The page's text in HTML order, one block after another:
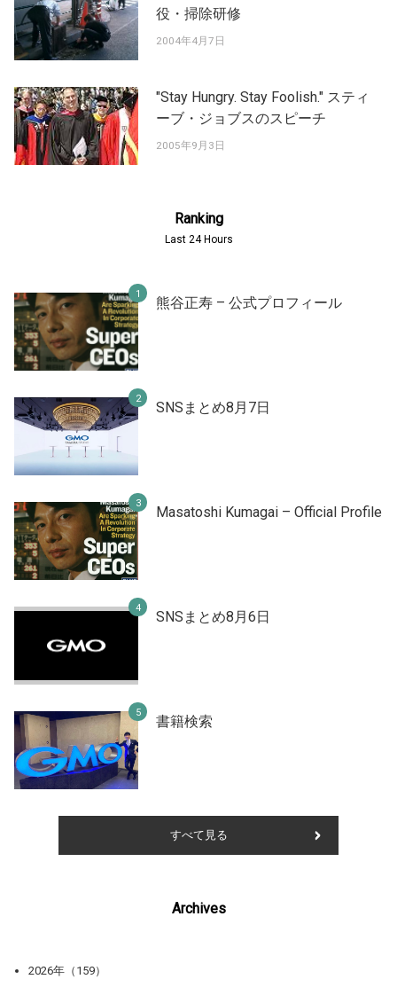
役・掃除研修
2004年4月7日
"Stay Hungry. Stay Foolish." スティ
ーブ・ジョブスのスピーチ
2005年9月3日
Ranking
Last 24 Hours
熊谷正寿 – 公式プロフィール
SNSまとめ8月7日
Masatoshi Kumagai – Official Profile
SNSまとめ8月6日
書籍検索
すべて見る
Archives
2026年（159）